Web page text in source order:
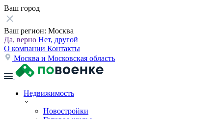
Ваш город
Ваш регион: Москва
Да, верно Нет, другой
О компании Контакты
Москва и Московская область
Недвижимость
Новостройки